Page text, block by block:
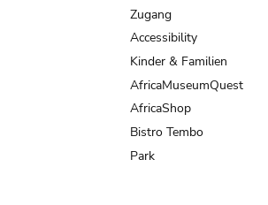
Zugang
Accessibility
Kinder & Familien
AfricaMuseumQuest
AfricaShop
Bistro Tembo
Park